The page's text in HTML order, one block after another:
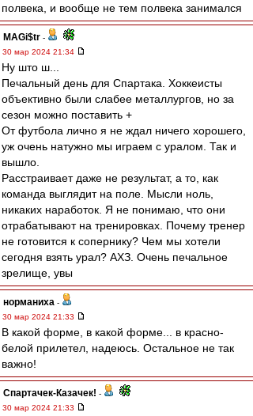
полвека, и вообще не тем полвека занимался
MAGi$tr -
30 мар 2024 21:34
Ну што ш...
Печальный день для Спартака. Хоккеисты
объективно были слабее металлургов, но за
сезон можно поставить +
От футбола лично я не ждал ничего хорошего,
уж очень натужно мы играем с уралом. Так и
вышло.
Расстраивает даже не результат, а то, как
команда выглядит на поле. Мысли ноль,
никаких наработок. Я не понимаю, что они
отрабатывают на тренировках. Почему тренер
не готовится к сопернику? Чем мы хотели
сегодня взять урал? АХЗ. Очень печальное
зрелище, увы
норманиха -
30 мар 2024 21:33
В какой форме, в какой форме... в красно-
белой прилетел, надеюсь. Остальное не так
важно!
Спартачек-Казачек! -
30 мар 2024 21:33